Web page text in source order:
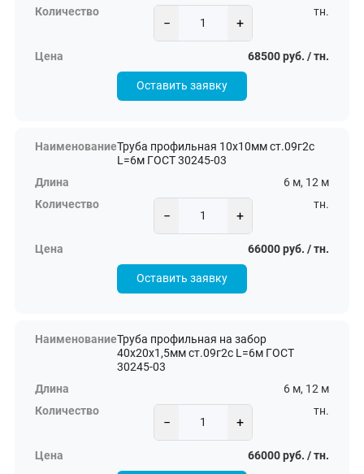
− +
тн.
68500 руб. / тн.
Оставить заявку
Труба профильная 10х10мм ст.09г2с
L=6м ГОСТ 30245-03
6 м, 12 м
− +
тн.
66000 руб. / тн.
Оставить заявку
Труба профильная на забор
40х20х1,5мм ст.09г2с L=6м ГОСТ
30245-03
6 м, 12 м
− +
тн.
66000 руб. / тн.